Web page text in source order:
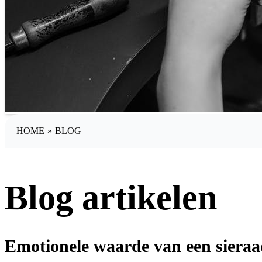
HOME » BLOG
Blog artikelen
Emotionele waarde van een